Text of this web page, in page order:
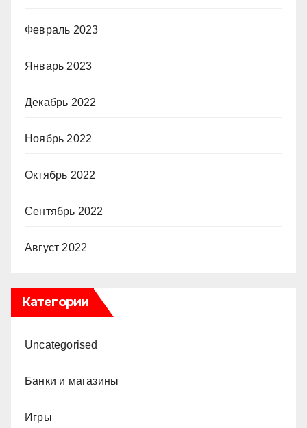
Февраль 2023
Январь 2023
Декабрь 2022
Ноябрь 2022
Октябрь 2022
Сентябрь 2022
Август 2022
Категории
Uncategorised
Банки и магазины
Игры